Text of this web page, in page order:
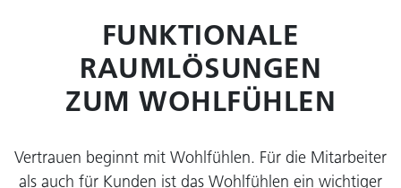
FUNKTIONALE
RAUMLÖSUNGEN
ZUM WOHLFÜHLEN
Vertrauen beginnt mit Wohlfühlen. Für die Mitarbeiter
als auch für Kunden ist das Wohlfühlen ein wichtiger